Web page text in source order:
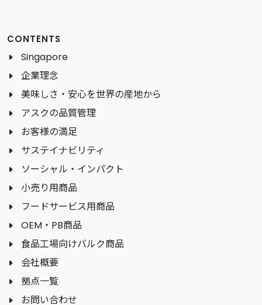
CONTENTS
Singapore
企業理念
美味しさ・安心を世界の産地から
アスクの品質管理
お客様の満足
サステイナビリティ
ソーシャル・インパクト
小売り用商品
フードサービス用商品
OEM・PB商品
食品工場向けバルク商品
会社概要
拠点一覧
お問い合わせ